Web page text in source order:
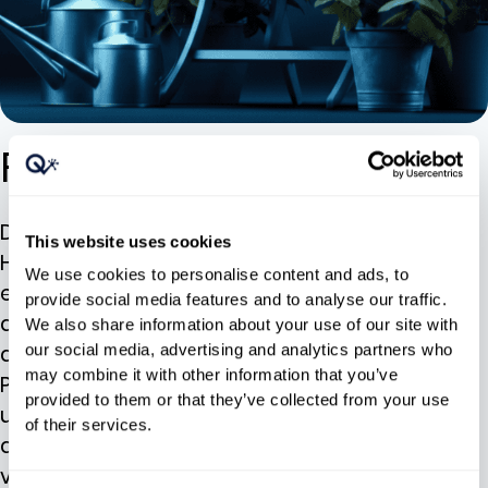
This website uses cookies
We use cookies to personalise content and ads, to
provide social media features and to analyse our traffic.
We also share information about your use of our site with
our social media, advertising and analytics partners who
may combine it with other information that you’ve
provided to them or that they’ve collected from your use
of their services.
Fallstudie Dehner
Dehner, einer der führenden Garten- und
Heimtierfachhändler Europas, ging Mitte 2024
eine Partnerschaft mit Quicklizard ein, um von
der manuellen Preisgestaltung auf eine
automatisierte, datengestützte
Preisgestaltung in großem Maßstab
umzustellen. Heute passt Dehner jede Woche
die Preise von bis zu 10.000 Artikeln an – unter
vollständiger Berücksichtigung der Konkurrenz